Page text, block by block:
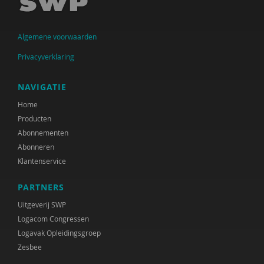
Jan Jukema
Carolien Konijn
J.K. Kool
Paul Kop
Cindy Kruijthof
M.H. Nagtegaal
Coby Nell
Gabriël Prinsenberg
Joke Ravensbergen
Han Spanjaard
Algemene voorwaarden
Privacyverklaring
NAVIGATIE
Home
Producten
Abonnementen
Abonneren
Klantenservice
PARTNERS
Uitgeverij SWP
Logacom Congressen
Logavak Opleidingsgroep
Zesbee